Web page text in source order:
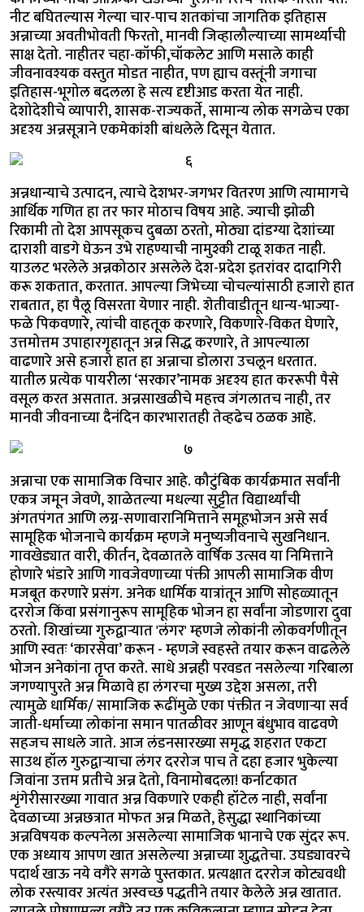
नीट बघितल्यास गेल्या चार-पाच शतकांचा जागतिक इतिहास
अन्नाच्या अवतीभोवती फिरतो, मानवी जिव्हालौल्याच्या सामर्थ्याची
साक्ष देतो. नाहीतर चहा-कॉफी,चॉकलेट आणि मसाले काही
जीवनावश्यक वस्तुत मोडत नाहीत, पण ह्याच वस्तूंनी जगाचा
इतिहास-भूगोल बदलला हे सत्य दृष्टीआड करता येत नाही.
देशोदेशीचे व्यापारी, शासक-राज्यकर्ते, सामान्य लोक सगळेच एका
अदृश्य अन्नसूत्राने एकमेकांशी बांधलेले दिसून येतात.
अन्नधान्याचे उत्पादन, त्याचे देशभर-जगभर वितरण आणि त्यामागचे
आर्थिक गणित हा तर फार मोठाच विषय आहे. ज्याची झोळी
रिकामी तो देश आपसूकच दुबळा ठरतो, मोठ्या दांडग्या देशांच्या
दाराशी वाडगे घेऊन उभे राहण्याची नामुश्की टाळू शकत नाही.
याउलट भरलेले अन्नकोठार असलेले देश-प्रदेश इतरांवर दादागिरी
करू शकतात, करतात. आपल्या जिभेच्या चोचल्यांसाठी हजारो हात
राबतात, हा पैलू विसरता येणार नाही. शेतीवाडीतून धान्य-भाज्या-
फळे पिकवणारे, त्यांची वाहतूक करणारे, विकणारे-विकत घेणारे,
उत्तमोत्तम उपाहारगृहातून अन्न सिद्ध करणारे, ते आपल्याला
वाढणारे असे हजारो हात हा अन्नाचा डोलारा उचलून धरतात.
यातील प्रत्येक पायरीला ‘सरकार’नामक अदृश्य हात कररूपी पैसे
वसूल करत असतात. अन्नसाखळीचे महत्त्व जंगलातच नाही, तर
मानवी जीवनाच्या दैनंदिन कारभारातही तेव्हढेच ठळक आहे.
अन्नाचा एक सामाजिक विचार आहे. कौटुंबिक कार्यक्रमात सर्वांनी
एकत्र जमून जेवणे, शाळेतल्या मधल्या सुट्टीत विद्यार्थ्यांची
अंगतपंगत आणि लग्न-सणावारानिमित्ताने समूहभोजन असे सर्व
सामूहिक भोजनाचे कार्यक्रम म्हणजे मनुष्यजीवनाचे सुखनिधान.
गावखेड्यात वारी, कीर्तन, देवळातले वार्षिक उत्सव या निमित्ताने
होणारे भंडारे आणि गावजेवणाच्या पंक्ती आपली सामाजिक वीण
मजबूत करणारे प्रसंग. अनेक धार्मिक यात्रांतून आणि सोहळ्यातून
दररोज किंवा प्रसंगानुरूप सामूहिक भोजन हा सर्वांना जोडणारा दुवा
ठरतो. शिखांच्या गुरुद्वाऱ्यात 'लंगर' म्हणजे लोकांनी लोकवर्गणीतून
आणि स्वतः ‘कारसेवा’ करून - म्हणजे स्वहस्ते तयार करून वाढलेले
भोजन अनेकांना तृप्त करते. साधे अन्नही परवडत नसलेल्या गरिबाला
जगण्यापुरते अन्न मिळावे हा लंगरचा मुख्य उद्देश असला, तरी
त्यामुळे धार्मिक/ सामाजिक रूढींमुळे एका पंक्तीत न जेवणाऱ्या सर्व
जाती-धर्माच्या लोकांना समान पातळीवर आणून बंधुभाव वाढवणे
सहजच साधले जाते. आज लंडनसारख्या समृद्ध शहरात एकटा
साउथ हॉल गुरुद्वाऱ्याचा लंगर दररोज पाच ते दहा हजार भुकेल्या
जिवांना उत्तम प्रतीचे अन्न देतो, विनामोबदला! कर्नाटकात
शृंगेरीसारख्या गावात अन्न विकणारे एकही हॉटेल नाही, सर्वांना
देवळाच्या अन्नछत्रात मोफत अन्न मिळते, हेसुद्धा स्थानिकांच्या
अन्नविषयक कल्पनेला असलेल्या सामाजिक भानाचे एक सुंदर रूप.
एक अध्याय आपण खात असलेल्या अन्नाच्या शुद्धतेचा. उघड्यावरचे
पदार्थ खाऊ नये वगैरे सगळे पुस्तकात. प्रत्यक्षात दररोज कोट्यवधी
लोक रस्त्यावर अत्यंत अस्वच्छ पद्धतीने तयार केलेले अन्न खातात.